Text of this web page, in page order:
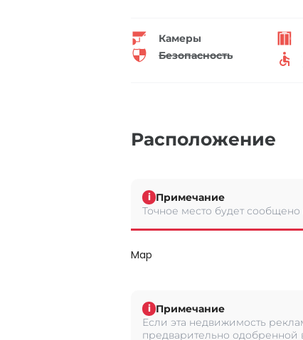
Камеры
Безопасность
Расположение
i Примечание
Точное место будет
Map
i Примечание
Если эта недвижимость
предварительно